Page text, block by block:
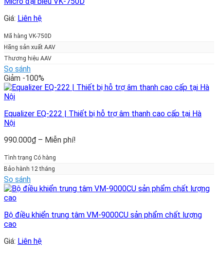
Giá: Liên hệ
Mã hàng VK-750D
Hãng sản xuất AAV
Thương hiệu AAV
So sánh
Giảm -100%
Equalizer EQ-222 | Thiết bị hỗ trợ âm thanh cao cấp tại Hà
Nội
990.000₫ – Miễn phí!
Miễn
phí!
Tình trạng Có hàng
Bảo hành 12 tháng
So sánh
Bộ điều khiển trung tâm VM-9000CU sản phẩm chất lượng
cao
Giá: Liên hệ